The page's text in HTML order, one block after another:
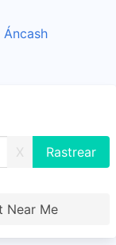
Áncash
X
Near Me